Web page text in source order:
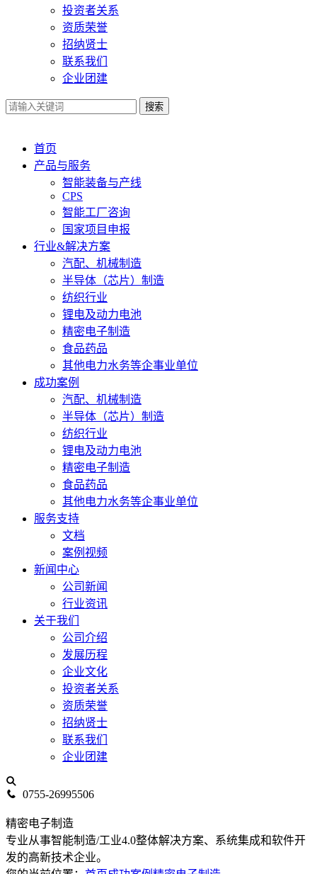
投资者关系
资质荣誉
招纳贤士
联系我们
企业团建
搜索
首页
产品与服务
智能装备与产线
CPS
智能工厂咨询
国家项目申报
行业&解决方案
汽配、机械制造
半导体（芯片）制造
纺织行业
锂电及动力电池
精密电子制造
食品药品
其他电力水务等企事业单位
成功案例
汽配、机械制造
半导体（芯片）制造
纺织行业
锂电及动力电池
精密电子制造
食品药品
其他电力水务等企事业单位
服务支持
文档
案例视频
新闻中心
公司新闻
行业资讯
关于我们
公司介绍
发展历程
企业文化
投资者关系
资质荣誉
招纳贤士
联系我们
企业团建
0755-26995506
精密电子制造
专业从事智能制造/工业4.0整体解决方案、系统集成和软件开
发的高新技术企业。